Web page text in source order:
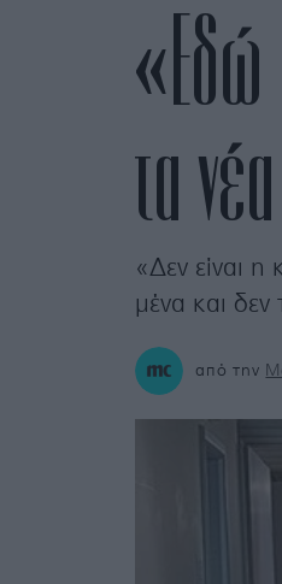
«Εδώ
τα
«Δεν είναι η
μένα και δεν
από την